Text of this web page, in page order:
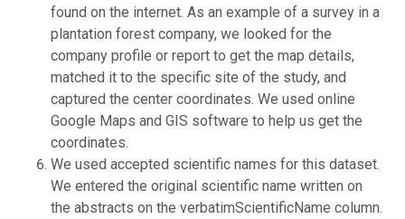
found on the internet. As an example of a survey in a
plantation forest company, we looked for the
company profile or report to get the map details,
matched it to the specific site of the study, and
captured the center coordinates. We used online
Google Maps and GIS software to help us get the
coordinates.
We used accepted scientific names for this dataset.
We entered the original scientific name written on
the abstracts on the verbatimScientificName column.